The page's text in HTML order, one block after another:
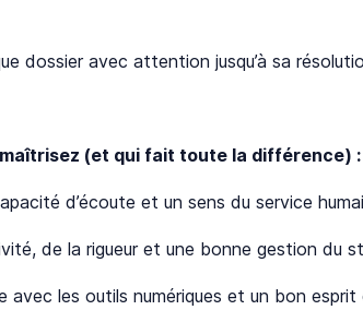
dossier avec attention jusqu’à sa
(et qui fait toute la différence) :
d’écoute et un sens du service
de la rigueur et une bonne gestion du
avec les outils numériques et un bon esprit